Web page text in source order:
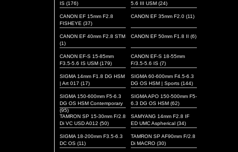
IS (176)
5.6 III USM (24)
CANON EF 15mm F2.8
FISHEYE (37)
CANON EF 35mm F2.0 (11)
CANON EF 40mm F2.8 STM
(1)
CANON EF 50mm F1.8 II (6)
CANON EF-S 15-85mm
F3.5-5.6 IS USM (179)
CANON EF-S 18-55mm
F/3.5-5.6 IS (7)
SIGMA 14mm F1.8 DG HSM
| Art 017 (17)
SIGMA 60-600mm F4.5-6.3
DG OS HSM | Sports (144)
SIGMA 150-600mm F5-6.3
DG OS HSM Contemporary
(95)
SIGMA APO 150-500mm F5-
6.3 DG OS HSM (62)
TAMRON SP 15-30mm F/2.8
Di VC USD A012 (50)
SAMYANG 14mm F2.8 IF
ED UMC Aspherical (34)
SIGMA 18-200mm F3.5-6.3
DC OS (11)
TAMRON SP AF90mm F/2.8
Di MACRO (30)